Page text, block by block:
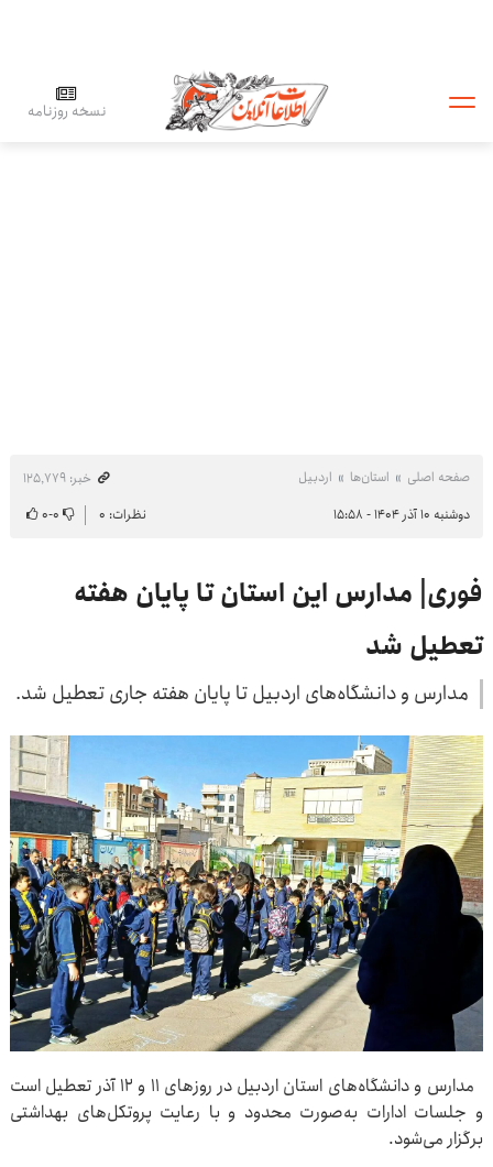
نسخه روزنامه
صفحه اصلی استان‌ها اردبیل
خبر: ۱۲۵٬۷۷۹
دوشنبه ۱۰ آذر ۱۴۰۴ - ۱۵:۵۸
نظرات: ۰ ۰-۰
فوری| مدارس این استان تا پایان هفته
تعطیل شد
مدارس و دانشگاه‌های اردبیل تا پایان هفته جاری تعطیل شد.
مدارس و دانشگاه‌های استان اردبیل در روزهای ۱۱ و ۱۲ آذر تعطیل است
و جلسات ادارات به‌صورت محدود و با رعایت پروتکل‌های بهداشتی
برگزار می‌شود.